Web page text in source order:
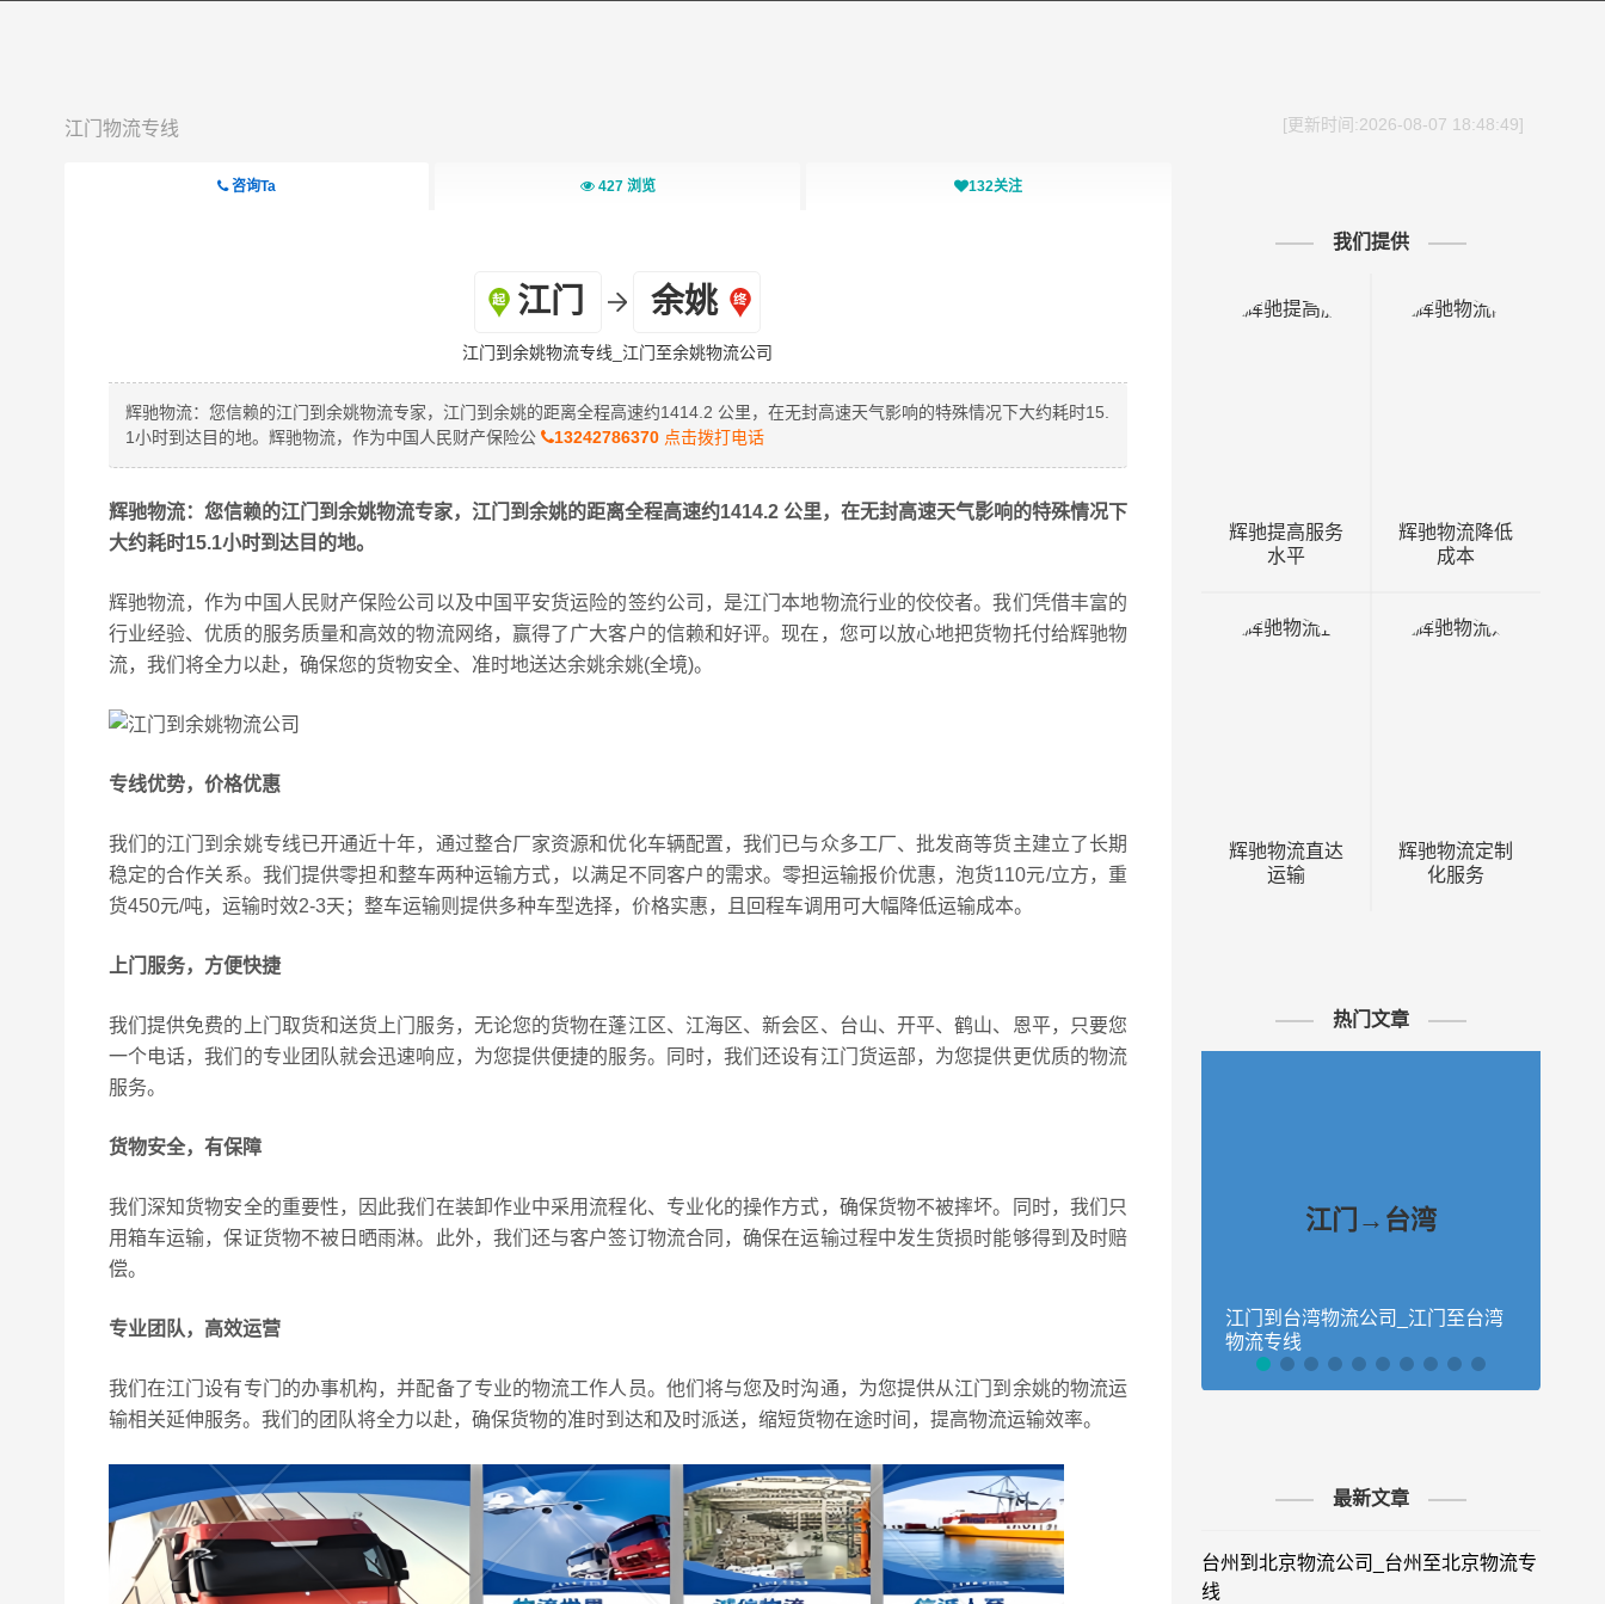
江门物流专线 [更新时间:2026-08-07 18:48:49]
咨询Ta 427 浏览 132关注
江门 余姚
江门到余姚物流专线_江门至余姚物流公司
辉驰物流：您信赖的江门到余姚物流专家，江门到余姚的距离全程高速约1414.2 公里，在无封高速天气影响的特殊情况下大约耗时15.
1小时到达目的地。辉驰物流，作为中国人民财产保险公
13242786370点击拨打电话
辉驰物流：您信赖的江门到余姚物流专家，江门到余姚的距离全程高速约1414.2 公里，在无封高速天气影响的特殊情况下
大约耗时15.1小时到达目的地。
辉驰物流，作为中国人民财产保险公司以及中国平安货运险的签约公司，是江门本地物流行业的佼佼者。我们凭借丰富的
行业经验、优质的服务质量和高效的物流网络，赢得了广大客户的信赖和好评。现在，您可以放心地把货物托付给辉驰物
流，我们将全力以赴，确保您的货物安全、准时地送达余姚余姚(全境)。
专线优势，价格优惠
我们的江门到余姚专线已开通近十年，通过整合厂家资源和优化车辆配置，我们已与众多工厂、批发商等货主建立了长期
稳定的合作关系。我们提供零担和整车两种运输方式，以满足不同客户的需求。零担运输报价优惠，泡货110元/立方，重
货450元/吨，运输时效2-3天；整车运输则提供多种车型选择，价格实惠，且回程车调用可大幅降低运输成本。
上门服务，方便快捷
我们提供免费的上门取货和送货上门服务，无论您的货物在蓬江区、江海区、新会区、台山、开平、鹤山、恩平，只要您
一个电话，我们的专业团队就会迅速响应，为您提供便捷的服务。同时，我们还设有江门货运部，为您提供更优质的物流
服务。
货物安全，有保障
我们深知货物安全的重要性，因此我们在装卸作业中采用流程化、专业化的操作方式，确保货物不被摔坏。同时，我们只
用箱车运输，保证货物不被日晒雨淋。此外，我们还与客户签订物流合同，确保在运输过程中发生货损时能够得到及时赔
偿。
专业团队，高效运营
我们在江门设有专门的办事机构，并配备了专业的物流工作人员。他们将与您及时沟通，为您提供从江门到余姚的物流运
输相关延伸服务。我们的团队将全力以赴，确保货物的准时到达和及时派送，缩短货物在途时间，提高物流运输效率。
我们提供
辉驰提高服务
水平
辉驰物流降低
成本
辉驰物流直达
运输
辉驰物流定制
化服务
热门文章
江门→台湾
江门到台湾物流公司_江门至台湾
物流专线
最新文章
台州到北京物流公司_台州至北京物流专
线